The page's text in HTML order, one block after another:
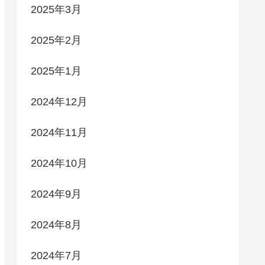
2025年3月
2025年2月
2025年1月
2024年12月
2024年11月
2024年10月
2024年9月
2024年8月
2024年7月